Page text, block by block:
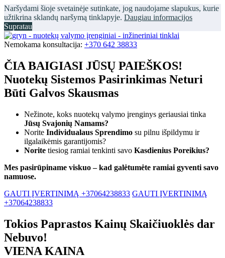
Naršydami šioje svetainėje sutinkate, jog naudojame slapukus, kurie
užtikrina sklandų naršymą tinklapyje. Daugiau informacijos
Supratau
Nemokama konsultacija: +370 642 38833
ČIA BAIGIASI JŪSŲ PAIEŠKOS!
Nuotekų Sistemos Pasirinkimas Neturi
Būti Galvos Skausmas
Nežinote, koks nuotekų valymo įrenginys geriausiai tinka
Jūsų Svajonių Namams?
Norite Individualaus Sprendimo su pilnu išpildymu ir
ilgalaikėmis garantijomis?
Norite tiesiog ramiai tenkinti savo Kasdienius Poreikius?
Mes pasirūpiname viskuo – kad galėtumėte ramiai gyventi savo
namuose.
GAUTI ĮVERTINIMĄ +37064238833 GAUTI ĮVERTINIMĄ
+37064238833
Tokios Paprastos Kainų Skaičiuoklės dar
Nebuvo!
VIENA KAINA